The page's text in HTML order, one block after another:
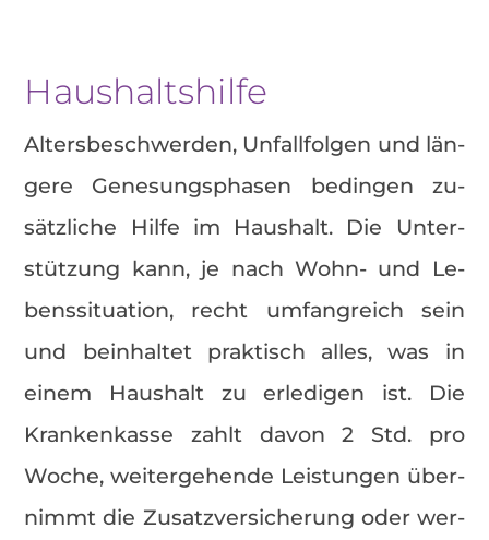
Haus­halts­hil­fe
Al­ters­be­schwer­den, Un­fall­fol­gen und län­
ge­re Ge­ne­sungs­pha­sen be­din­gen zu­
sätz­li­che Hilfe im Haus­halt. Die Un­ter­
stüt­zung kann, je nach Wohn- und Le­
bens­si­tua­ti­on, recht um­fang­reich sein
und be­inhal­tet prak­tisch alles, was in
einem Haus­halt zu er­le­di­gen ist. Die
Kran­ken­kas­se zahlt davon 2 Std. pro
Woche, wei­ter­ge­hen­de Leis­tun­gen über­
nimmt die Zu­satz­ver­si­che­rung oder wer­